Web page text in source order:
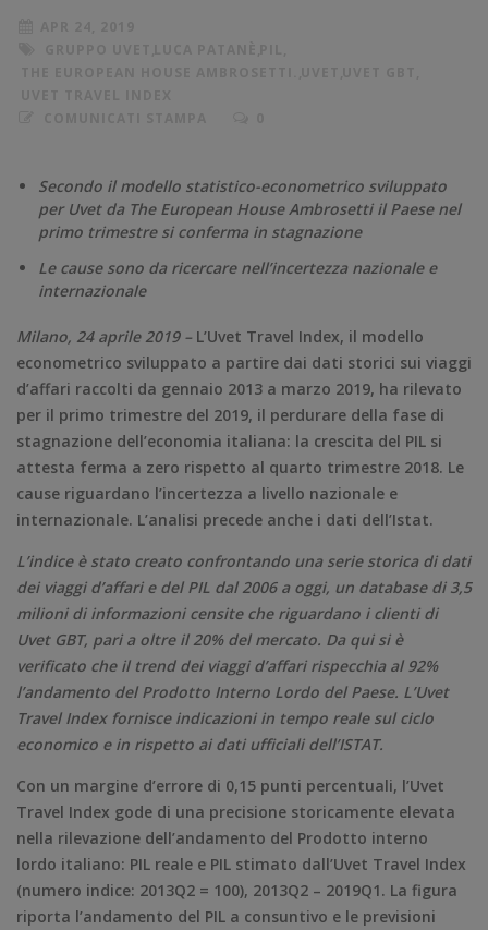
Secondo il modello statistico-econometrico sviluppato
per Uvet da The European House Ambrosetti il Paese nel
primo trimestre si conferma in stagnazione
Le cause sono da ricercare nell’incertezza nazionale e
internazionale
Milano, 24 aprile 2019 – L’Uvet Travel Index, il modello
econometrico sviluppato a partire dai dati storici sui viaggi
d’affari raccolti da gennaio 2013 a marzo 2019, ha rilevato
per il primo trimestre del 2019, il perdurare della fase di
stagnazione dell’economia italiana: la crescita del PIL si
attesta ferma a zero rispetto al quarto trimestre 2018. Le
cause riguardano l’incertezza a livello nazionale e
internazionale. L’analisi precede anche i dati dell’Istat.
L’indice è stato creato confrontando una serie storica di dati
dei viaggi d’affari e del PIL dal 2006 a oggi, un database di 3,5
milioni di informazioni censite che riguardano i clienti di
Uvet GBT, pari a oltre il 20% del mercato. Da qui si è
verificato che il trend dei viaggi d’affari rispecchia al 92%
l’andamento del Prodotto Interno Lordo del Paese. L’Uvet
Travel Index fornisce indicazioni in tempo reale sul ciclo
economico e in rispetto ai dati ufficiali dell’ISTAT.
Con un margine d’errore di 0,15 punti percentuali, l’Uvet
Travel Index gode di una precisione storicamente elevata
nella rilevazione dell’andamento del Prodotto interno
lordo italiano: PIL reale e PIL stimato dall’Uvet Travel Index
(numero indice: 2013Q2 = 100), 2013Q2 – 2019Q1. La figura
riporta l’andamento del PIL a consuntivo e le previsioni